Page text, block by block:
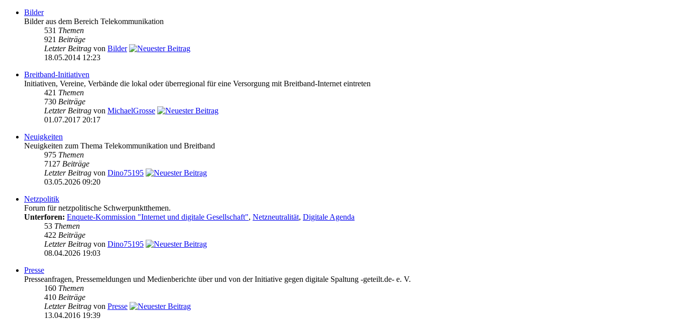
Bilder
Bilder aus dem Bereich Telekommunikation
531 Themen
921 Beiträge
Letzter Beitrag von Bilder
18.05.2014 12:23
Breitband-Initiativen
Initiativen, Vereine, Verbände die lokal oder überregional für eine Versorgung mit Breitband-Internet eintreten
421 Themen
730 Beiträge
Letzter Beitrag von MichaelGrosse
01.07.2017 20:17
Neuigkeiten
Neuigkeiten zum Thema Telekommunikation und Breitband
975 Themen
7127 Beiträge
Letzter Beitrag von Dino75195
03.05.2026 09:20
Netzpolitik
Forum für netzpolitische Schwerpunktthemen.
Unterforen: Enquete-Kommission "Internet und digitale Gesellschaft", Netzneutralität, Digitale Agenda
53 Themen
422 Beiträge
Letzter Beitrag von Dino75195
08.04.2026 19:03
Presse
Presseanfragen, Pressemeldungen und Medienberichte über und von der Initiative gegen digitale Spaltung -geteilt.de- e. V.
160 Themen
410 Beiträge
Letzter Beitrag von Presse
13.04.2016 19:39